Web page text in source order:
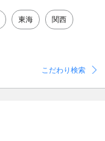
東海 関西
こだわり検索